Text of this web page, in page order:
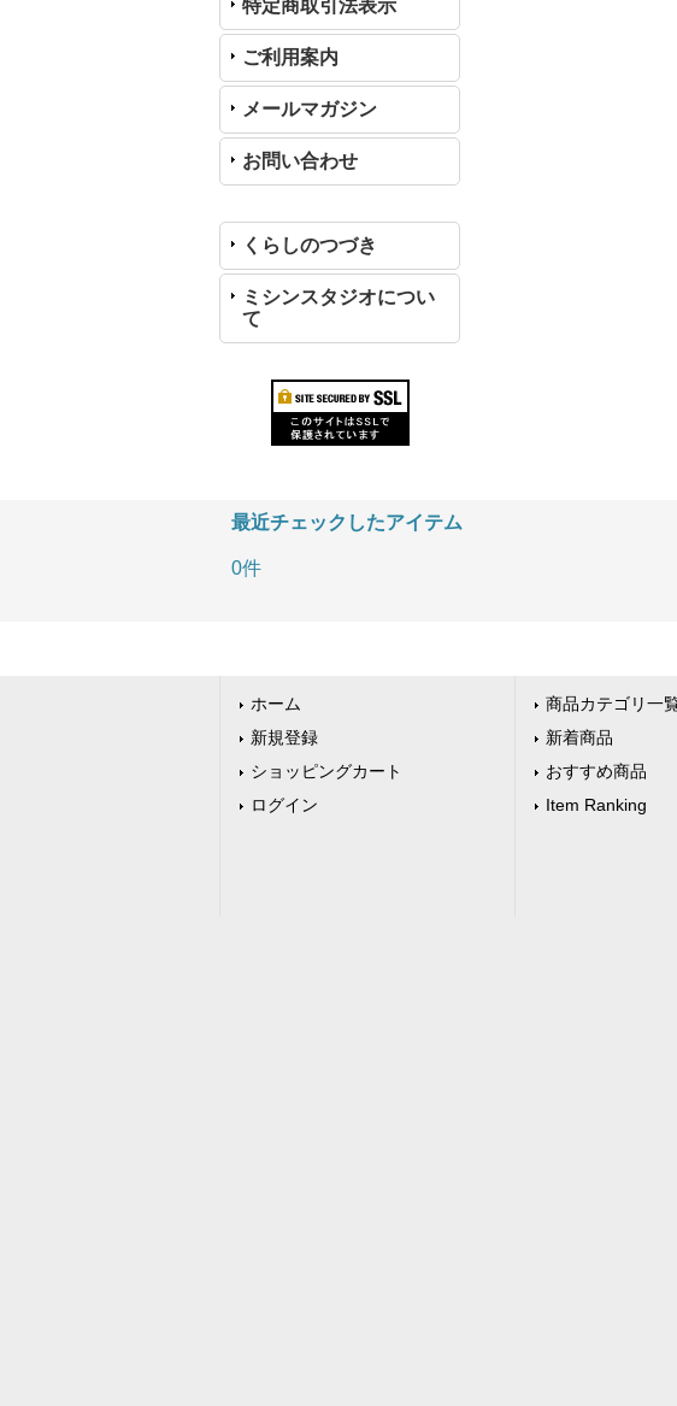
特定商取引法表示
ご利用案内
メールマガジン
お問い合わせ
くらしのつづき
ミシンスタジオについ
て
最近チェックしたアイテム
0件
ホーム
新規登録
ショッピングカート
ログイン
商品カテゴリ一
新着商品
おすすめ商品
Item Ranking